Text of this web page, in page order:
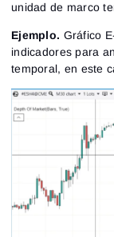
unidad de marco
Ejemplo. Gráfico
indicadores para
temporal, en este